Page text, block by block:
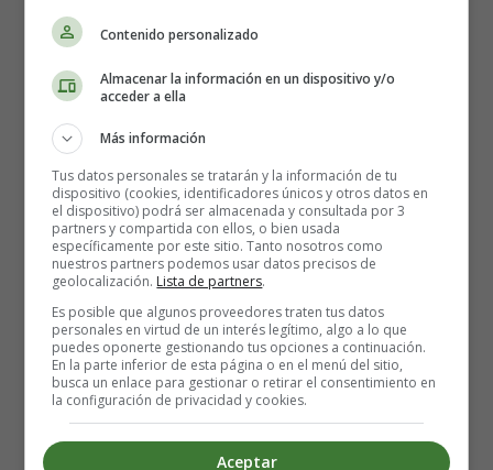
¿Por qué devaluarse a sí mismo?
El niño entonces se siente culpable por no actuar tan bien
como su padre o su madre soñaron. Como resultado, la
imagen que tiene de sí mismo nunca es satisfactoria, sus
éxitos se experimentan como fracasos a medias. Porque
ha malinterpretado las palabras de los adultos o porque
realmente no ocupa el lugar ideal que le dieron sus
Contenido personalizado
Almacenar la información en un dispositivo y/o
acceder a ella
Más información
Tus datos personales se tratarán y la información de tu
dispositivo (cookies, identificadores únicos y otros datos en
el dispositivo) podrá ser almacenada y consultada por 3
partners y compartida con ellos, o bien usada
específicamente por este sitio. Tanto nosotros como
nuestros partners podemos usar datos precisos de
geolocalización. Lista de partners.
Es posible que algunos proveedores traten tus datos
personales en virtud de un interés legítimo, algo a lo que
puedes oponerte gestionando tus opciones a continuación.
En la parte inferior de esta página o en el menú del sitio,
busca un enlace para gestionar o retirar el consentimiento en
la configuración de privacidad y cookies.
Aceptar